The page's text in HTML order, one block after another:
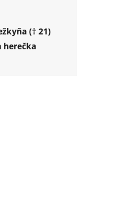
(† 21)
herečka